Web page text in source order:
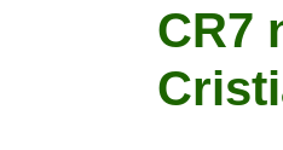
CR7